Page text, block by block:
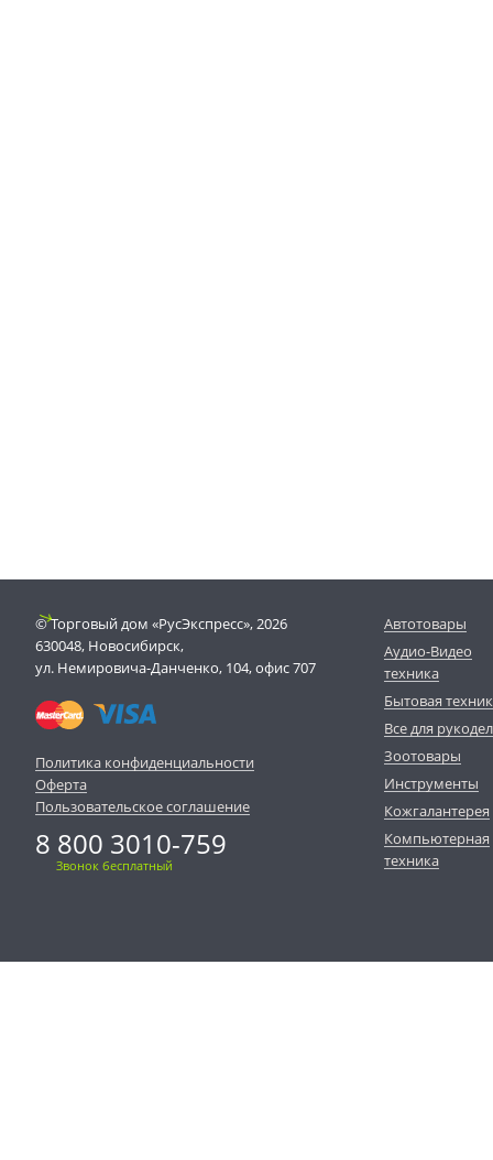
© Торговый дом «РусЭкспресс», 2026
630048, Новосибирск,
ул. Немировича-Данченко, 104, офис 707
Политика конфиденциальности
Оферта
Пользовательское соглашение
8 800 3010-759
Звонок бесплатный
Автотовары
Аудио-Видео
техника
Бытовая
Все для
Зоотовары
Инструменты
Кожгалантерея
Компьютерная
техника